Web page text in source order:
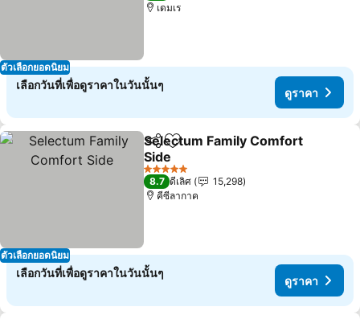
ตัวเลือกยอดนิยม
เดมเร
เลือกวันที่เพื่อดูราคาในวันนั้นๆ
ดูราคา
ตัวเลือกยอดนิยม
แชร์ เพิ่มในรายการโปรด
Selectum Family Comfort
Side
ดูราคา
5 ดาว
8.7 ดีเลิศ
15,298
คีซีลากาค
เลือกวันที่เพื่อดูราคาในวันนั้นๆ
ดูราคา